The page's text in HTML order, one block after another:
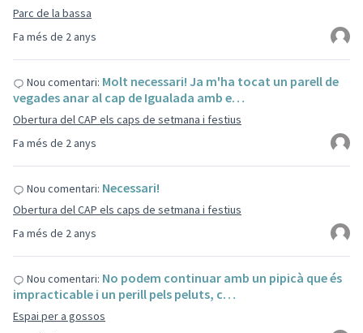
Fa més de 2 anys
Parc de la bassa
Fa més de 2 anys
Nou comentari: Molt necessari! Ja m'ha tocat un parell de
vegades anar al cap de Igualada amb e…
Obertura del CAP els caps de setmana i festius
Fa més de 2 anys
Nou comentari: Necessari!
Obertura del CAP els caps de setmana i festius
Nou comentari: No podem continuar amb un pipicà que és
impracticable i un perill pels peluts, c…
Espai per a gossos